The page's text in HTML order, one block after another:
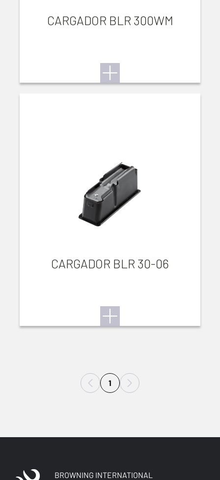
CARGADOR BLR 300WM
CARGADOR BLR 30-06
1
BROWNING INTERNATIONAL